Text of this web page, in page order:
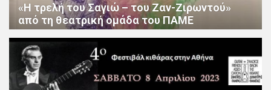
«Η τρελή του Σαγιώ – του Ζαν-Ζιρωντού»
από τη θεατρική ομάδα του ΠΑΜΕ